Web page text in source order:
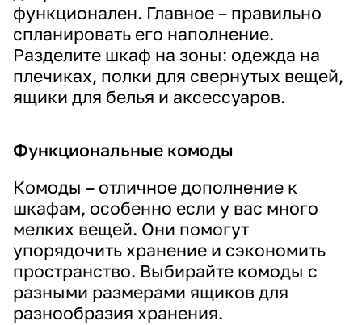
функционален. Главное – правильно
спланировать его наполнение.
Разделите шкаф на зоны: одежда на
плечиках, полки для свернутых вещей,
ящики для белья и аксессуаров.
Функциональные комоды
Комоды – отличное дополнение к
шкафам, особенно если у вас много
мелких вещей. Они помогут
упорядочить хранение и сэкономить
пространство. Выбирайте комоды с
разными размерами ящиков для
разнообразия хранения.